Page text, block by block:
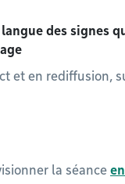
des signes
et en rediffusion,
la séance